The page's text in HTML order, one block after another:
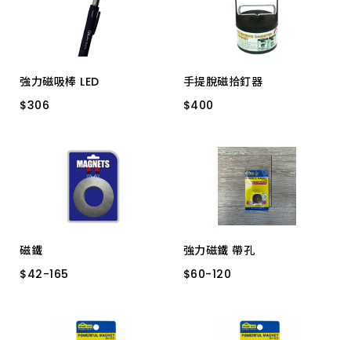
強力磁吸棒 LED
$306
$306
手提脫磁拾釘器
$400
$400
磁鐵
$42-165
$42-165
強力磁鐵 帶孔
$60-120
$60-120
22*8-5*12 喇叭孔